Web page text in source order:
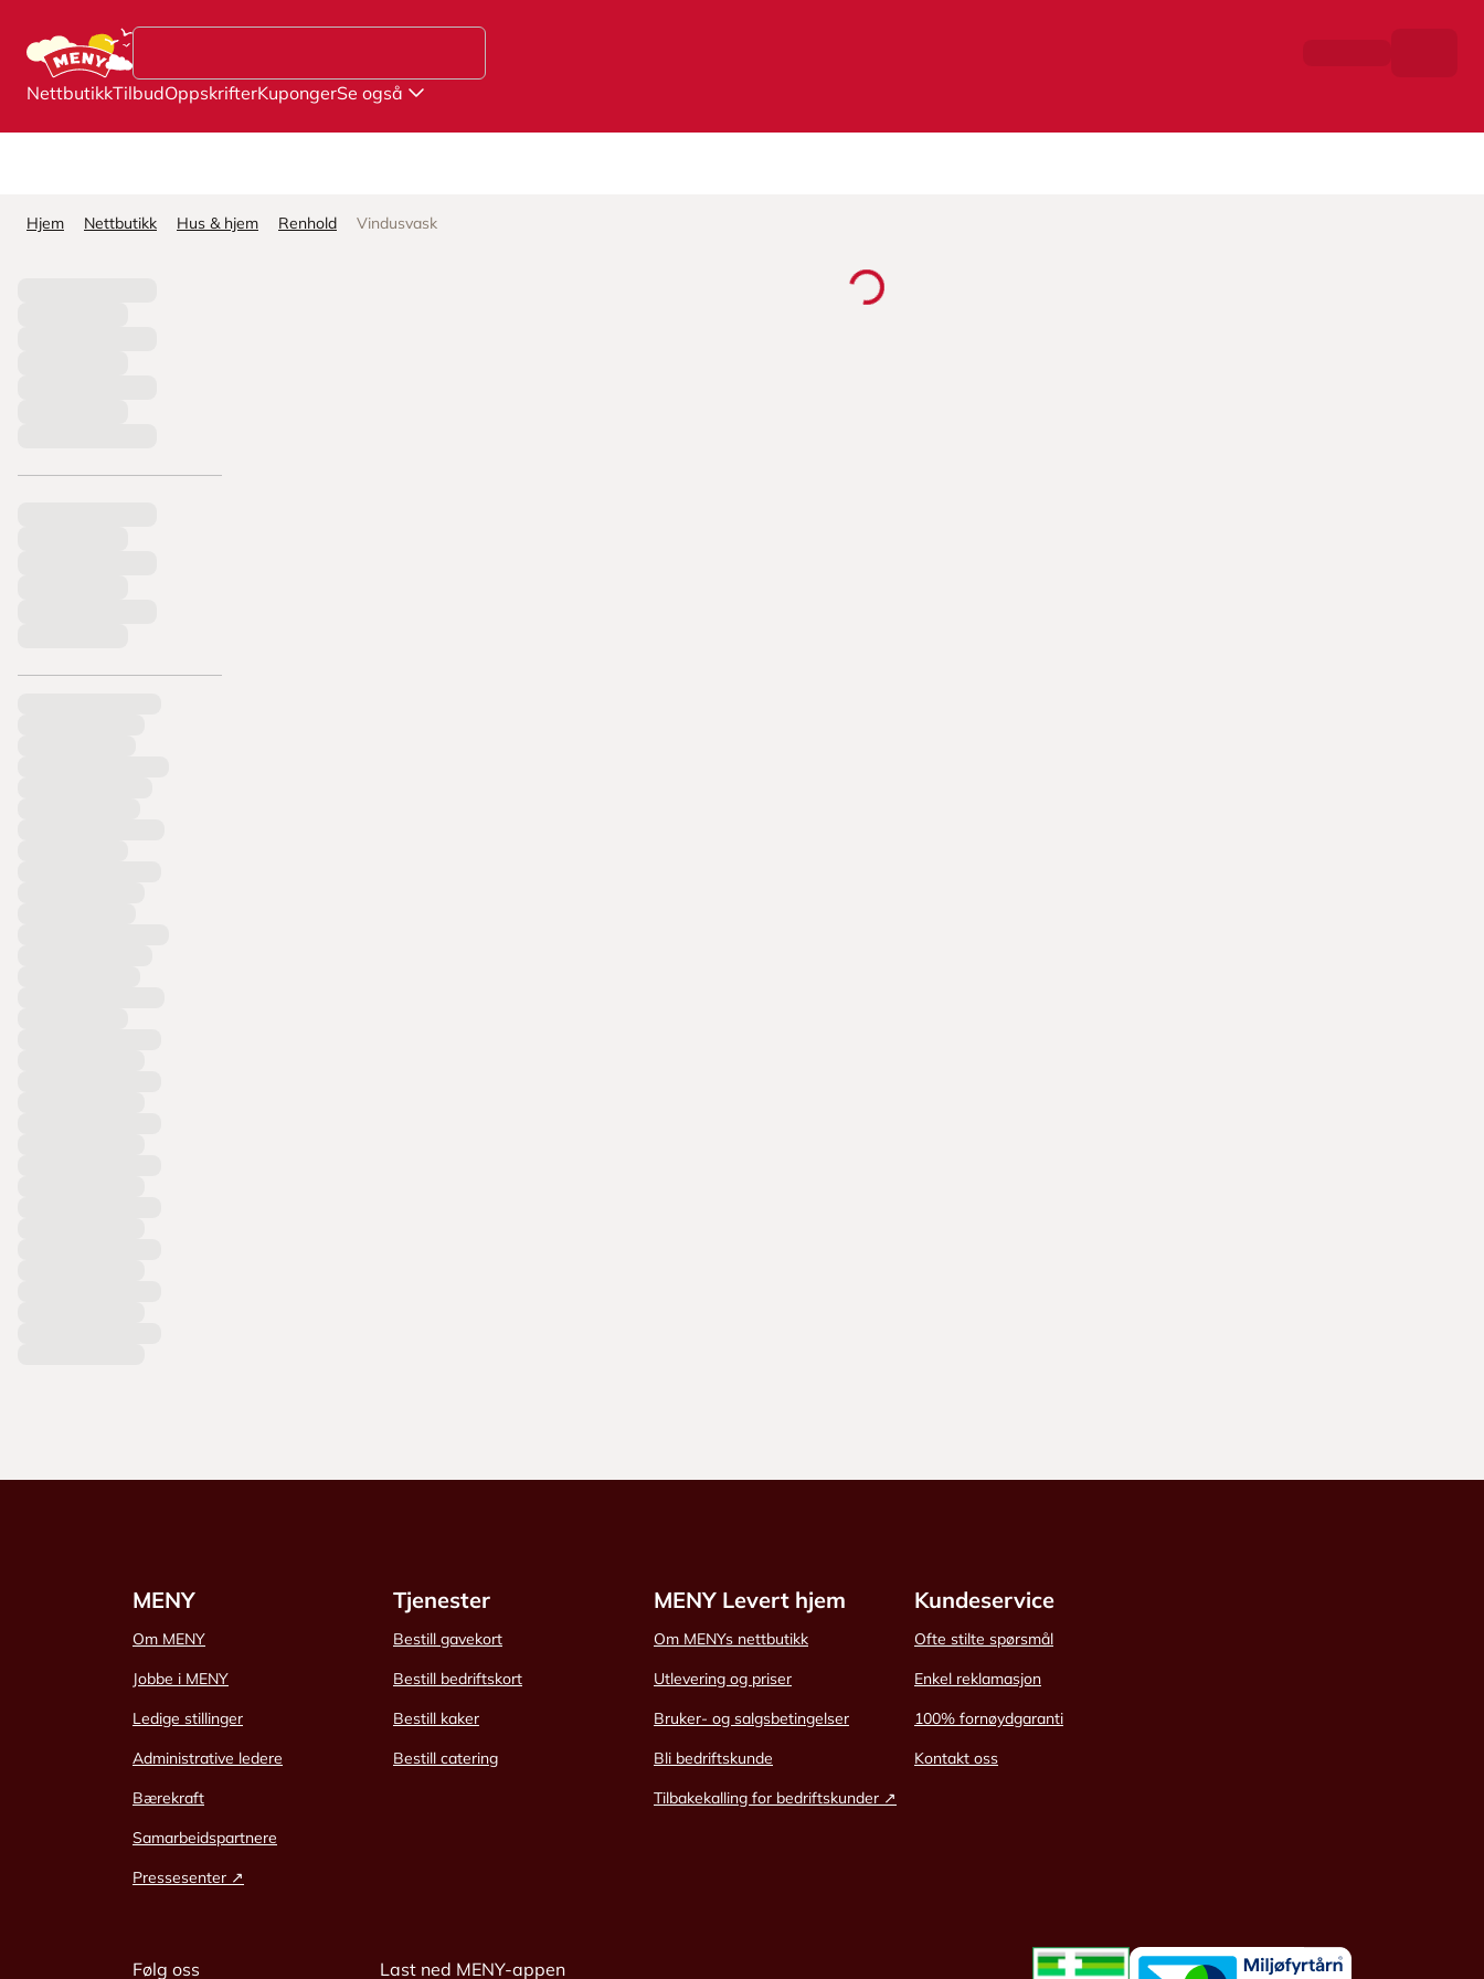
NettbutikkTilbudOppskrifterKupongerSe også
Hjem Nettbutikk Hus & hjem Renhold Vindusvask
MENY
Om MENY
Jobbe i MENY
Ledige stillinger
Administrative ledere
Bærekraft
Samarbeidspartnere
Pressesenter ↗
Tjenester
Bestill gavekort
Bestill bedriftskort
Bestill kaker
Bestill catering
MENY Levert hjem
Om MENYs nettbutikk
Utlevering og priser
Bruker- og salgsbetingelser
Bli bedriftskunde
Tilbakekalling for bedriftskunder ↗
Kundeservice
Ofte stilte spørsmål
Enkel reklamasjon
100% fornøydgaranti
Kontakt oss
Følg oss Last ned MENY-appen